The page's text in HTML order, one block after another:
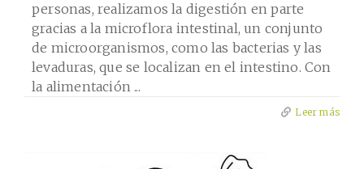
personas, realizamos la digestión en parte
gracias a la microflora intestinal, un conjunto
de microorganismos, como las bacterias y las
levaduras, que se localizan en el intestino. Con
la alimentación ...
Leer más